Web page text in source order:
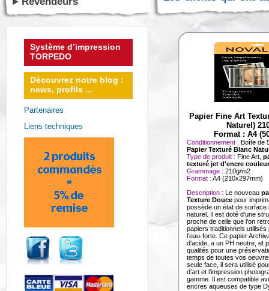
Système d’impression
TORPEDO
Dècouvrez notre blog :
news, profils ...
Partenaires
Liens techniques
Papier Fine Art
Naturel)
Format : A4
Conditionnement : Boîte de
Papier Texturé Blanc
Type de produit : Fine Art,
texturé jet d'encre couleur
Grammage : 210g/m2
Format : A4 (210x297mm)
Description : Le nouveau
Texture Douce pour
possède un état de surface
naturel. Il est doté d’une
proche de celle que l’on
papiers traditionnels
l’eau-forte. Ce papier
d'acide, a un PH neutre, et
qualités pour une
temps de toutes vos
seule face, il sera utilisé
d’art et l’impression
gamme. Il est compatible
encres aqueuses de type